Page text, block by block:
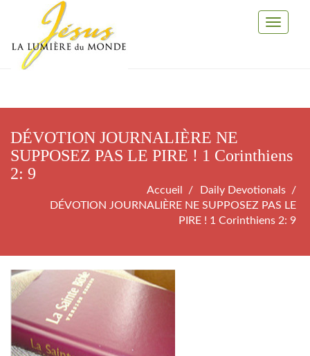
Toggle
DÉVOTION JOURNALIÈRE NE
SUPPOSEZ PAS LE PIRE ! 1 Corinthiens
2: 9
Accueil
Daily Devotionals
DÉVOTION JOURNALIÈRE NE SUPPOSEZ PAS LE
PIRE ! 1 Corinthiens 2: 9